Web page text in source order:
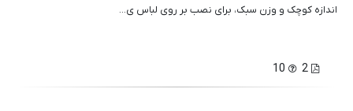
اندازه کوچک و وزن سبک، برای نصب بر روی لباس ی...
2
10